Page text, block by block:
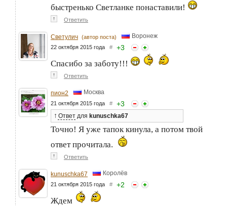
быстренько Светланке понаставили!
↑ Ответить
Светулич (автор поста) Воронеж
22 октября 2015 года # +3
Спасибо за заботу!!!
↑ Ответить
пион2 Москва
21 октября 2015 года # +3
↑ Ответ для kunuschka67
Точно! Я уже тапок кинула, а потом твой
ответ прочитала.
↑ Ответить
kunuschka67 Королёв
21 октября 2015 года # +2
Ждем